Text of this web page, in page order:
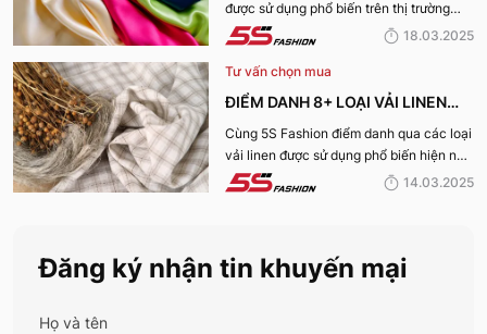
được sử dụng phổ biến trên thị trường
hiện nay sẽ được 5S Fashion cung cấp
tìm hiểu nhé!
18.03.2025
Tư vấn chọn mua
ĐIỂM DANH 8+ LOẠI VẢI LINEN
PHỔ BIẾN NHẤT HIỆN NAY
Cùng 5S Fashion điểm danh qua các loại
vải linen được sử dụng phổ biến hiện nay
trên thị trường cũng như ưu nhược điểm
14.03.2025
Đăng ký nhận tin khuyến mại
Họ và tên